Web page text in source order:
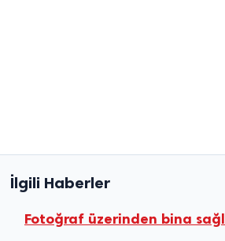
İlgili Haberler
Fotoğraf üzerinden bina